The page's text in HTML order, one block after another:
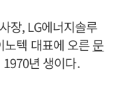
장, LG에너지솔루
노텍 대표에 오른문
년 생이다.